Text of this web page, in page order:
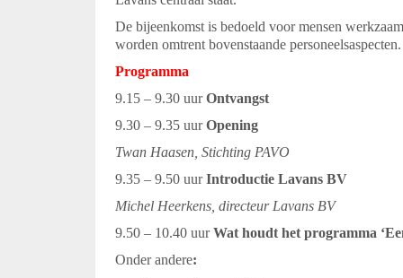
De bijeenkomst is bedoeld voor mensen
worden omtrent bovenstaande personeelsaspecten.
Programma
9.15 – 9.30 uurOntvangst
9.30 – 9.35 uurOpening
Twan Haasen, Stichting PAVO
9.35 – 9.50 uurIntroductie Lavans BV
Michel Heerkens, directeur Lavans BV
9.50 – 10.40 uurWat houdt het programma
Onder andere: